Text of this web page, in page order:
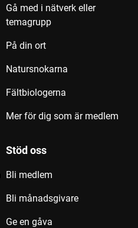
Gå med i nätverk eller
temagrupp
På din ort
Natursnokarna
Fältbiologerna
Mer för dig som är medlem
Stöd oss
Bli medlem
Bli månadsgivare
Ge en gåva